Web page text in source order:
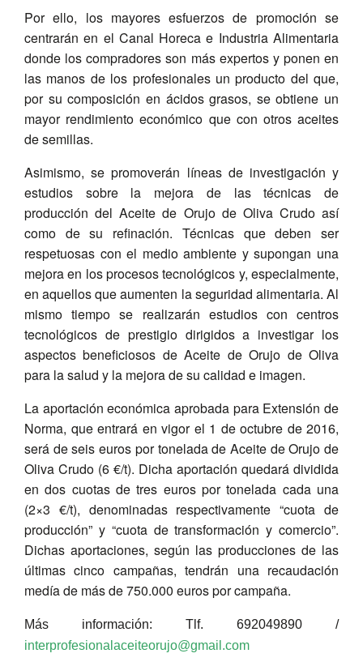
Por ello, los mayores esfuerzos de promoción se
centrarán en el Canal Horeca e Industria Alimentaria
donde los compradores son más expertos y ponen en
las manos de los profesionales un producto del que,
por su composición en ácidos grasos, se obtiene un
mayor rendimiento económico que con otros aceites
de semillas.
Asimismo, se promoverán líneas de investigación y
estudios sobre la mejora de las técnicas de
producción del Aceite de Orujo de Oliva Crudo así
como de su refinación. Técnicas que deben ser
respetuosas con el medio ambiente y supongan una
mejora en los procesos tecnológicos y, especialmente,
en aquellos que aumenten la seguridad alimentaria. Al
mismo tiempo se realizarán estudios con centros
tecnológicos de prestigio dirigidos a investigar los
aspectos beneficiosos de Aceite de Orujo de Oliva
para la salud y la mejora de su calidad e imagen.
La aportación económica aprobada para Extensión de
Norma, que entrará en vigor el 1 de octubre de 2016,
será de seis euros por tonelada de Aceite de Orujo de
Oliva Crudo (6 €/t). Dicha aportación quedará dividida
en dos cuotas de tres euros por tonelada cada una
(2×3 €/t), denominadas respectivamente “cuota de
producción” y “cuota de transformación y comercio”.
Dichas aportaciones, según las producciones de las
últimas cinco campañas, tendrán una recaudación
medía de más de 750.000 euros por campaña.
Más información: Tlf. 692049890 /
interprofesionalaceiteorujo@gmail.com